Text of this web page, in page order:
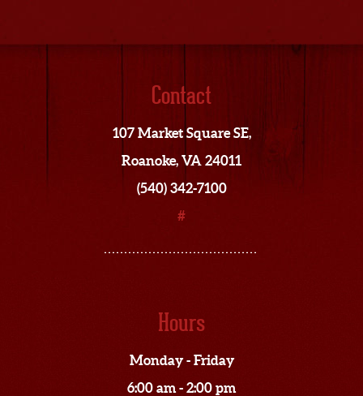
Contact
107 Market Square SE,
Roanoke, VA 24011
(540) 342-7100
#
Hours
Monday - Friday
6:00 am - 2:00 pm